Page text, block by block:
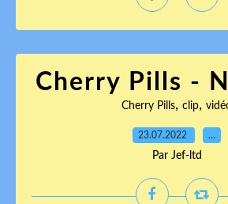
Cherry Pills -
Cherry Pills, clip,
23.07.2022 …
Par Jef-ltd